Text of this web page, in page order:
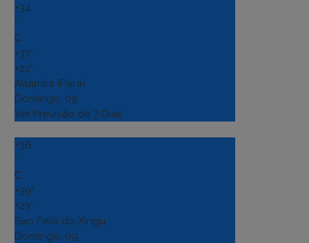
+34
°
C
+37°
+22°
Altamira (Para)
Domingo, 09
Ver Previsão de 7 Dias
+36
°
C
+39°
+23°
Sao Felix do Xingu
Domingo, 09